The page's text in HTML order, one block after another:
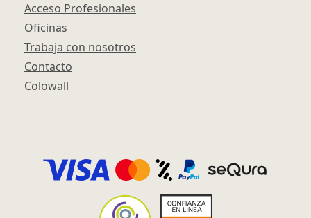
Acceso Profesionales
Oficinas
Trabaja con nosotros
Contacto
Colowall